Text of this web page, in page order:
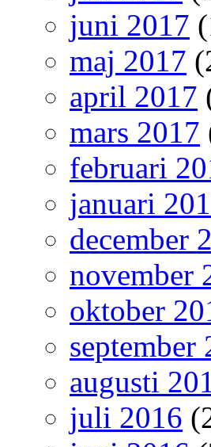
juni 2017
maj 2017
april 2017
mars 2017
februari
januari
december
november
oktober
september
augusti
juli 2016